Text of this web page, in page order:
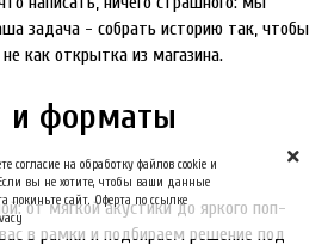
задача - собрать историю так, чтобы
как открытка из магазина.
и форматы
от мягкой акустики до яркого поп-
в рамки и подбираем решение под
согласие на обработку файлов cookie и
вы не хотите, чтобы ваши данные
покиньте сайт. Оферта по ссылке